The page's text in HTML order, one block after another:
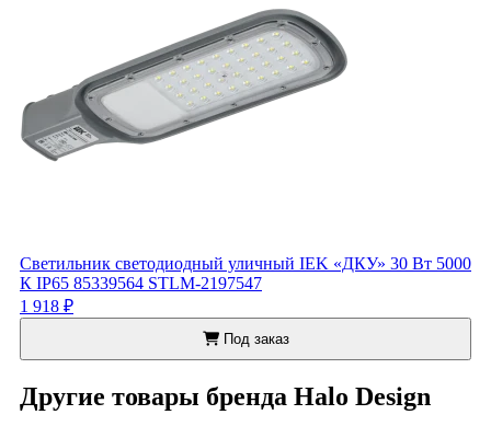
Светильник светодиодный уличный IEK «ДКУ» 30 Вт 5000
К IP65 85339564 STLM-2197547
1 918 ₽
Под заказ
Другие товары бренда Halo Design